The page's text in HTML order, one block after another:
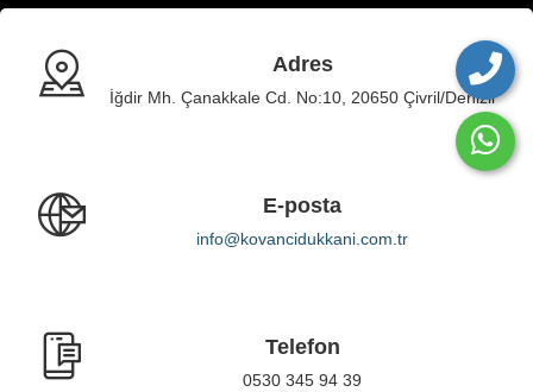
Adres
İğdir Mh. Çanakkale Cd. No:10, 20650 Çivril/Denizli
E-posta
info@kovancidukkani.com.tr
Telefon
0530 345 94 39